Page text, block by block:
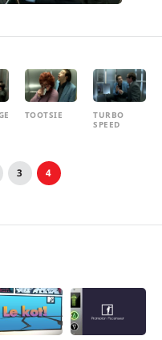
TOOTSIE
TURBO
SPEED
3 4